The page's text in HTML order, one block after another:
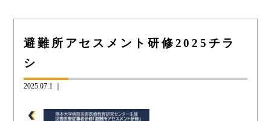
避難所アセスメント研修2025チラ
シ
2025.07.1 ｜